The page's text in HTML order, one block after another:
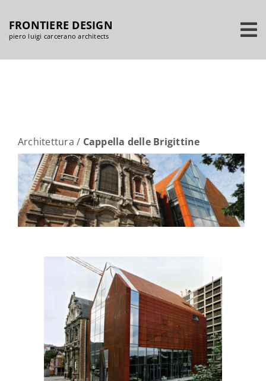
contenuto
FRONTIERE DESIGN
piero luigi carcerano architects
Architettura / Cappella delle Brigittine